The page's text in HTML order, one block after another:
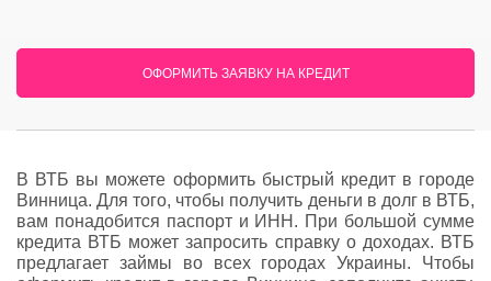
ОФОРМИТЬ ЗАЯВКУ НА КРЕДИТ
В ВТБ вы можете оформить быстрый кредит в городе
Винница. Для того, чтобы получить деньги в долг в ВТБ,
вам понадобится паспорт и ИНН. При большой сумме
кредита ВТБ может запросить справку о доходах. ВТБ
предлагает займы во всех городах Украины. Чтобы